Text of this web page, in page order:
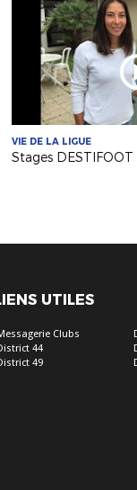
VIE DE LA LIGUE
UTILES
Clubs
44
49